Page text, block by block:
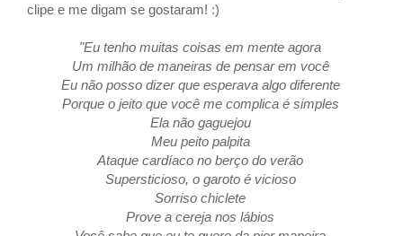
clipe e me digam se gostaram! :)
"Eu tenho muitas coisas em mente agora
Um milhão de maneiras de pensar em você
Eu não posso dizer que esperava algo diferente
Porque o jeito que você me complica é simples
Ela não gaguejou
Meu peito palpita
Ataque cardíaco no berço do verão
Supersticioso, o garoto é vicioso
Sorriso chiclete
Prove a cereja nos lábios